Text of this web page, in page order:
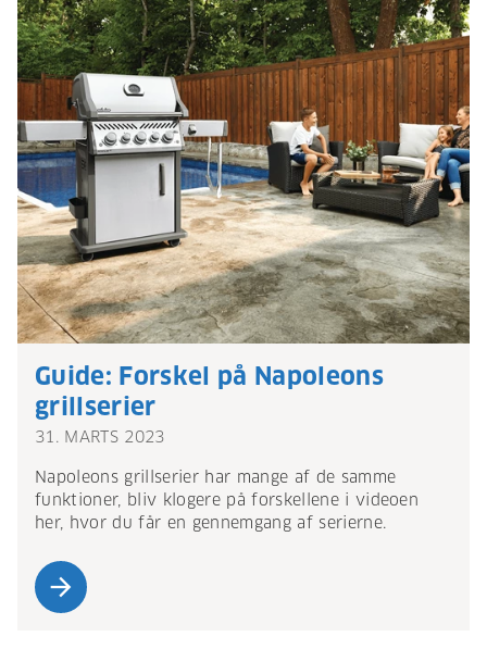
Guide: Forskel på Napoleons
grillserier
31. MARTS 2023
Napoleons grillserier har mange af de samme
funktioner, bliv klogere på forskellene i videoen
her, hvor du får en gennemgang af serierne.
arrow_forward